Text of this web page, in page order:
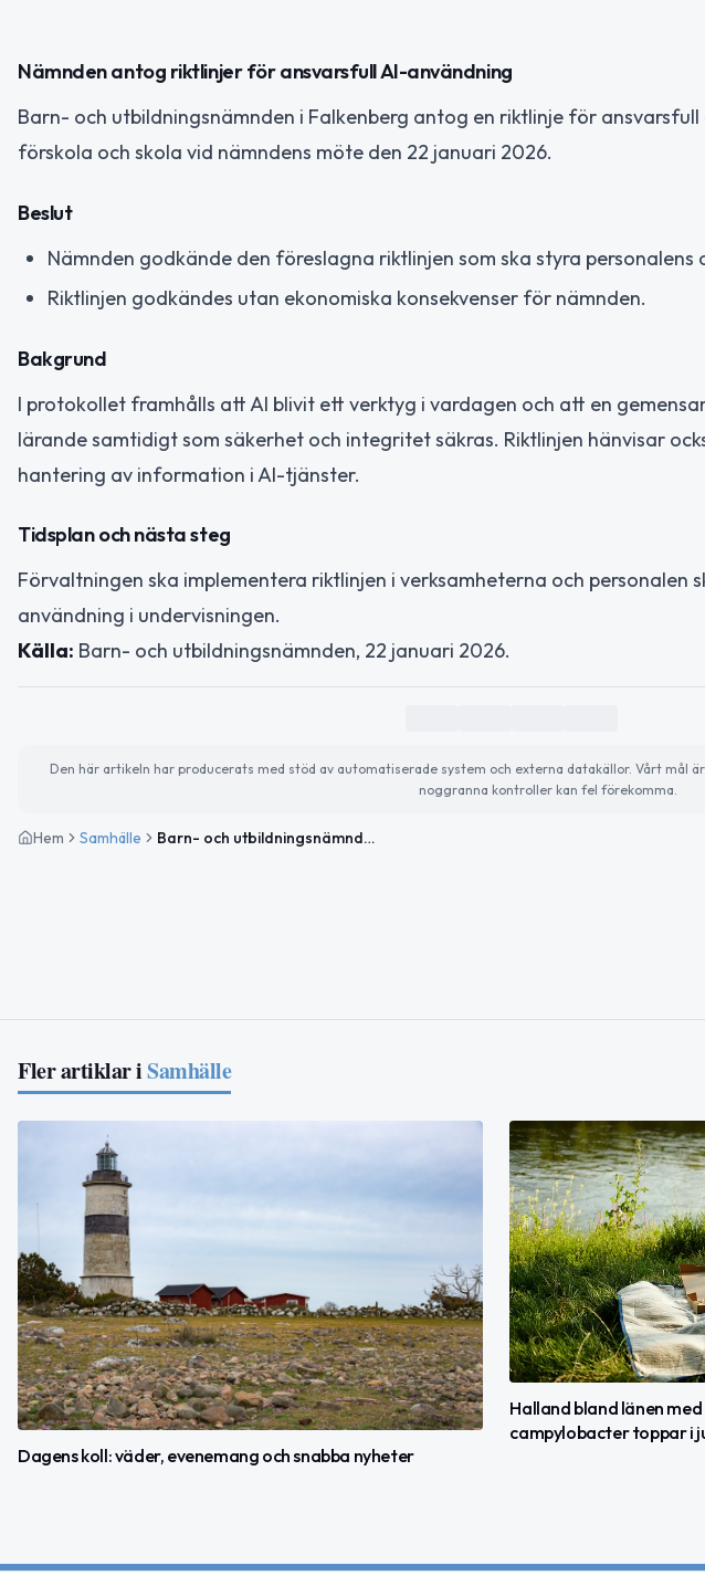
Nämnden antog riktlinjer för ansvarsfull AI-användning
Barn- och utbildningsnämnden i Falkenberg antog en riktlinje för
förskola och skola vid nämndens möte den 22 januari 2026.
Beslut
Nämnden godkände den föreslagna riktlinjen som ska styra personalens
Riktlinjen godkändes utan ekonomiska konsekvenser för nämnden.
Bakgrund
I protokollet framhålls att AI blivit ett verktyg i vardagen och att en
lärande samtidigt som säkerhet och integritet säkras. Riktlinjen hänvisar
hantering av information i AI-tjänster.
Tidsplan och nästa steg
Förvaltningen ska implementera riktlinjen i verksamheterna och personalen
användning i undervisningen.
Källa: Barn- och utbildningsnämnden, 22 januari 2026.
Den här artikeln har producerats med stöd av automatiserade system och externa datakällor. Vårt mål
noggranna kontroller kan fel förekomma.
Hem Samhälle Barn- och utbildningsnämnden i Falkenberg antar riktlinjer för AI i skolan
Fler artiklar iSamhälle
Dagens koll: väder, evenemang och snabba nyheter
Halland bland länen
campylobacter toppar i